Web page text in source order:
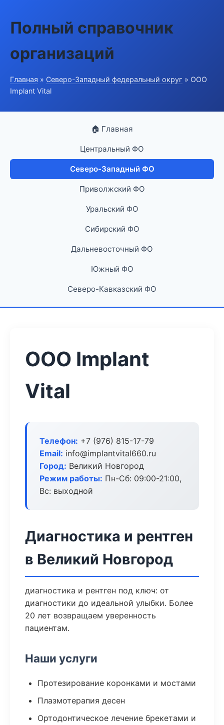
Полный справочник
организаций
Главная » Северо-Западный федеральный округ » ООО
Implant Vital
🏠 Главная
Центральный ФО
Северо-Западный ФО
Приволжский ФО
Уральский ФО
Сибирский ФО
Дальневосточный ФО
Южный ФО
Северо-Кавказский ФО
ООО Implant
Vital
Телефон: +7 (976) 815-17-79
Email: info@implantvital660.ru
Город: Великий Новгород
Режим работы: Пн-Сб: 09:00-21:00,
Вс: выходной
Диагностика и рентген
в Великий Новгород
диагностика и рентген под ключ: от
диагностики до идеальной улыбки. Более
20 лет возвращаем уверенность
пациентам.
Наши услуги
Протезирование коронками и мостами
Плазмотерапия десен
Ортодонтическое лечение брекетами и